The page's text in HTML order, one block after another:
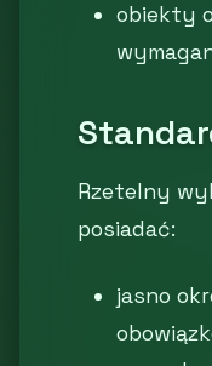
obiekty
Rzetelny
posiadać:
jasno